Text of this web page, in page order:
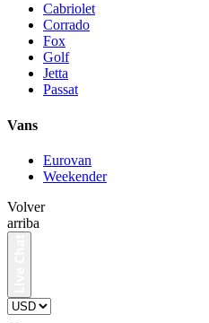
Cabriolet
Corrado
Fox
Golf
Jetta
Passat
Vans
Eurovan
Weekender
Volver
arriba